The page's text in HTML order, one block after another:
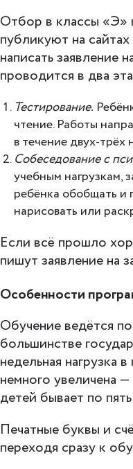
Отбор в классы «Э»
публикуют на
написать заявление
проводится в два
Тестирование.
чтение. Работы
в течение двух-трёх
Собеседование с
учебным нагрузкам,
ребёнка обобщать
нарисовать или
Если всё прошло
пишут заявление на
Особенности
Обучение ведётся
большинстве
недельная нагрузка
немного увеличена
детей бывает по
Печатные буквы и
переходя сразу к